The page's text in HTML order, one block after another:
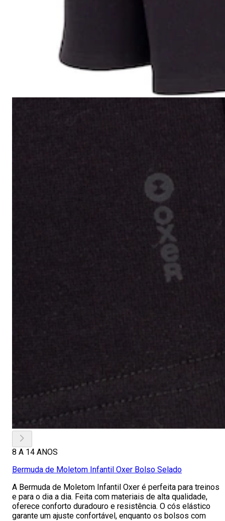
8 A 14 ANOS
Bermuda de Moletom Infantil Oxer Bolso Selado
A Bermuda de Moletom Infantil Oxer é perfeita para treinos
e para o dia a dia. Feita com materiais de alta qualidade,
oferece conforto duradouro e resistência. O cós elástico
garante um ajuste confortável, enquanto os bolsos com